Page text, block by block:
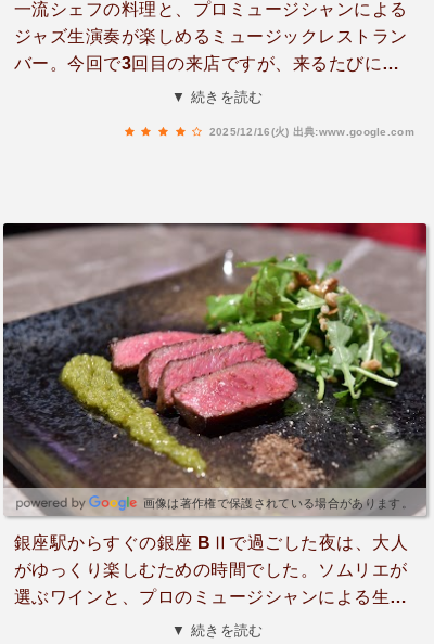
一流シェフの料理と、プロミュージシャンによる
ジャズ生演奏が楽しめるミュージックレストラン
バー。今回で3回目の来店ですが、来るたびに
「また来たい」と思わせてくれるお店です。エビ
た。あら鰹節のクリームパスタは麺がもちもち
で、濃厚ながら重すぎずとても美味しかったで
す。この日はクリスマスが近かったこともあり、
ジャズアレンジのクリスマスソングが流れてい
て、デートにもぴったりな雰囲気でした。音楽と
食事をゆっくり楽しみたい大人におすすめのお店
です。
▼ 続きを読む
2025/12/16(火) 出典:www.google.com
画像は著作権で保護されている場合があります。
銀座駅からすぐの銀座 BⅡで過ごした夜は、大人
がゆっくり楽しむための時間でした。ソムリエが
選ぶワインと、プロのミュージシャンによる生演
奏を同じ空間で味わえる特別感がまず魅力です。
▼ 続きを読む